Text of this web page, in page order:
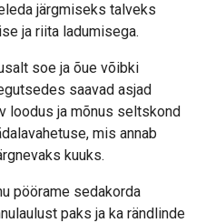
järgmiseks talveks
ja riita ladumisega.
soe ja õue võibki
saavad asjad
loodus ja mõnus seltskond
mis annab
kuuks.
pöörame sedakorda
paks ja ka rändlinde